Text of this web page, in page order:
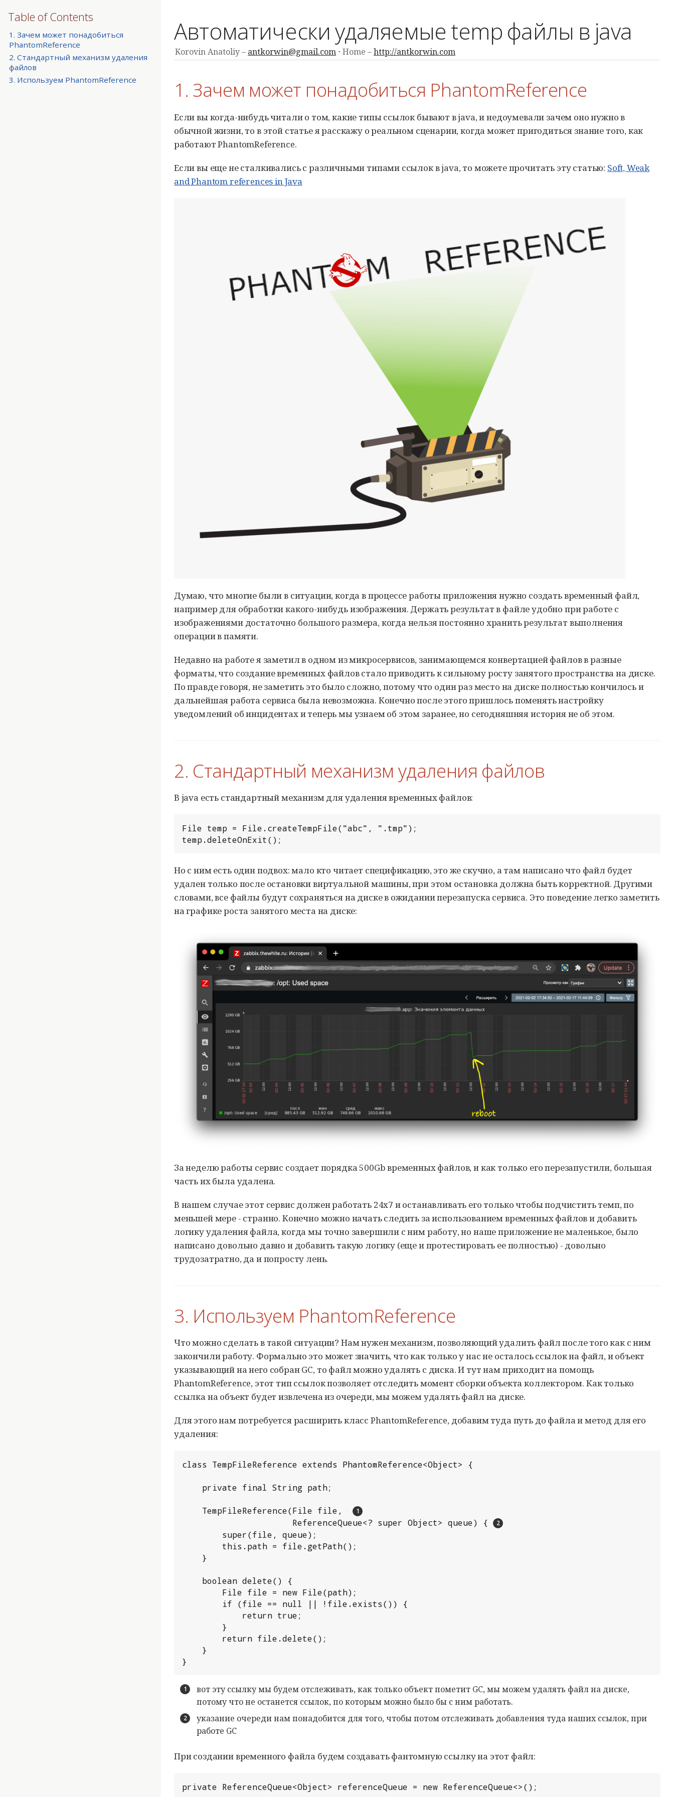
Автоматически удаляемые temp файлы в java
Korovin Anatoliy antkorwin@gmail.com Home http://antkorwin.com
Table of Contents
1. Зачем может понадобиться
PhantomReference
2. Стандартный механизм удаления
файлов
3. Используем PhantomReference
1. Зачем может понадобиться PhantomReference
Если вы когда-нибудь читали о том, какие типы ссылок бывают в java, и недоумевали зачем оно нужно в
обычной жизни, то в этой статье я расскажу о реальном сценарии, когда может пригодиться знание того, как
работают PhantomReference.
Если вы еще не сталкивались с различными типами ссылок в java, то можете прочитать эту статью: Soft, Weak
and Phantom references in Java
Думаю, что многие были в ситуации, когда в процессе работы приложения нужно создать временный файл,
например для обработки какого-нибудь изображения. Держать результат в файле удобно при работе с
изображениями достаточно большого размера, когда нельзя постоянно хранить результат выполнения
операции в памяти.
Недавно на работе я заметил в одном из микросервисов, занимающемся конвертацией файлов в разные
форматы, что создание временных файлов стало приводить к сильному росту занятого пространства на диске.
По правде говоря, не заметить это было сложно, потому что один раз место на диске полностью кончилось и
дальнейшая работа сервиса была невозможна. Конечно после этого пришлось поменять настройку
уведомлений об инцидентах и теперь мы узнаем об этом заранее, но сегодняшняя история не об этом.
2. Стандартный механизм удаления файлов
В java есть стандартный механизм для удаления временных файлов:
File temp = File.createTempFile("abc", ".tmp");
temp.deleteOnExit();
Но с ним есть один подвох: мало кто читает спецификацию, это же скучно, а там написано что файл будет
удален только после остановки виртуальной машины, при этом остановка должна быть корректной. Другими
словами, все файлы будут сохраняться на диске в ожидании перезапуска сервиса. Это поведение легко заметить
на графике роста занятого места на диске:
За неделю работы сервис создает порядка 500Gb временных файлов, и как только его перезапустили, большая
часть их была удалена.
В нашем случае этот сервис должен работать 24х7 и останавливать его только чтобы подчистить темп, по
меньшей мере - странно. Конечно можно начать следить за использованием временных файлов и добавить
логику удаления файла, когда мы точно завершили с ним работу, но наше приложение не маленькое, было
написано довольно давно и добавить такую логику (еще и протестировать ее полностью) - довольно
трудозатратно, да и попросту лень.
3. Используем PhantomReference
Что можно сделать в такой ситуации? Нам нужен механизм, позволяющий удалить файл после того как с ним
закончили работу. Формально это может значить, что как только у нас не осталось ссылок на файл, и объект
указывающий на него собран GC, то файл можно удалять с диска. И тут нам приходит на помощь
PhantomReference, этот тип ссылок позволяет отследить момент сборки объекта коллектором. Как только
ссылка на объект будет извлечена из очереди, мы можем удалять файл на диске.
Для этого нам потребуется расширить класс PhantomReference, добавим туда путь до файла и метод для его
удаления:
class TempFileReference extends PhantomReference<Object> {
	TempFileReference(File file,
	                  ReferenceQueue<? super Object> queue) {
}
вот эту ссылку мы будем отслеживать, как только объект пометит GC, мы можем удалять файл на диске,
потому что не останется ссылок, по которым можно было бы с ним работать.
указание очереди нам понадобится для того, чтобы потом отслеживать добавления туда наших ссылок, при
работе GC
При создании временного файла будем создавать фантомную ссылку на этот файл:
private ReferenceQueue<Object> referenceQueue = new ReferenceQueue<>();